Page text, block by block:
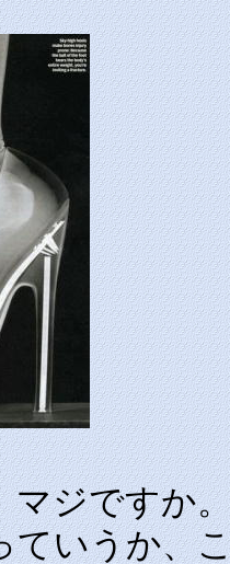
マジですか
ていうか、